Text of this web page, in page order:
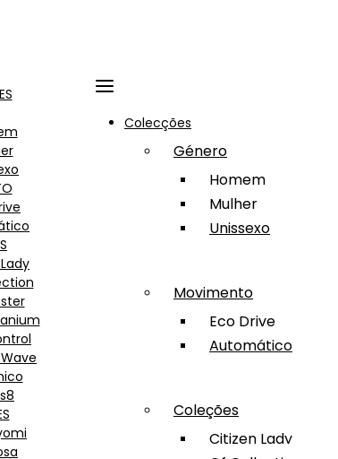
Colecções
Género
Homem
Mulher
Unissexo
Movimento
Eco Drive
Automático
Coleções
Citizen Lady